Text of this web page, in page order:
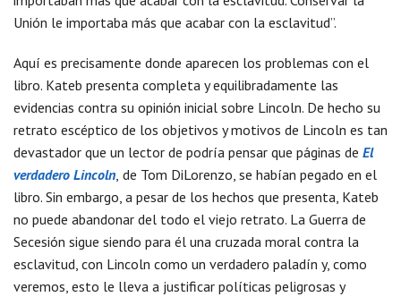
Unión le importaba más que acabar con la esclavitud”.
Aquí es precisamente donde aparecen los problemas con el
libro. Kateb presenta completa y equilibradamente las
evidencias contra su opinión inicial sobre Lincoln. De hecho su
retrato escéptico de los objetivos y motivos de Lincoln es tan
devastador que un lector de podría pensar que páginas de El
verdadero Lincoln, de Tom DiLorenzo, se habían pegado en el
libro. Sin embargo, a pesar de los hechos que presenta, Kateb
no puede abandonar del todo el viejo retrato. La Guerra de
Secesión sigue siendo para él una cruzada moral contra la
esclavitud, con Lincoln como un verdadero paladín y, como
veremos, esto le lleva a justificar políticas peligrosas y